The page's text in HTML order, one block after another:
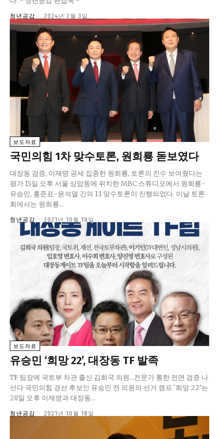
청년공감 - 2024년 2월 3일
보도자료
국민의힘 1차 맞수토론, 원희룡 돋보였다
대장동 검증, 이재명 공세 집중한 원희룡, 토론의 진수 보여줬다는
평가 15일 오후 서울 상암동에 위치한 MBC 스튜디오에서 원희룡-
유승민, 홍준표-윤석열 간의 1:1 맞수토론이 진행되었다. 이날 토론
회에서는 원희룡...
청년공감 - 2021년 10월 18일
보도자료
유승민 ‘희망 22’, 대장동 TF 발족
TF 팀장에 국토부 차관 출신 김희국 의원...전문가 통한 전면 검증 나
선다 국민의힘 경선 후보인 유승민 전 의원의 선거 캠프 '희망 22'는
28일 오후 이재명과 대장동...
청년공감 - 2021년 10월 18일